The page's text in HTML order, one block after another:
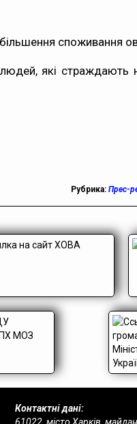
споживання
які страждають на
Рубрика: Прес-
Контактні дані: